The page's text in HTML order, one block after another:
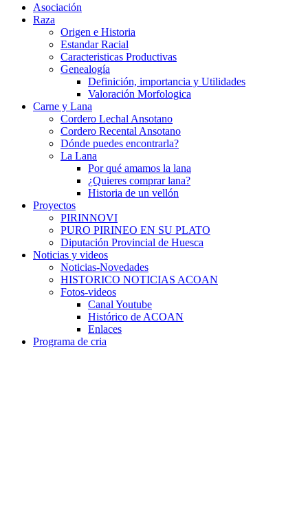
Asociación
Raza
Origen e Historia
Estandar Racial
Caracteristicas Productivas
Genealogía
Definición, importancia y Utilidades
Valoración Morfologica
Carne y Lana
Cordero Lechal Ansotano
Cordero Recental Ansotano
Dónde puedes encontrarla?
La Lana
Por qué amamos la lana
¿Quieres comprar lana?
Historia de un vellón
Proyectos
PIRINNOVI
PURO PIRINEO EN SU PLATO
Diputación Provincial de Huesca
Noticias y videos
Noticias-Novedades
HISTORICO NOTICIAS ACOAN
Fotos-videos
Canal Youtube
Histórico de ACOAN
Enlaces
Programa de cria